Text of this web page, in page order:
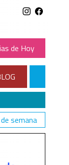
de Hoy
semana